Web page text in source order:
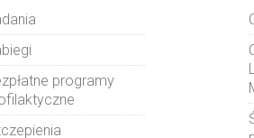
programy